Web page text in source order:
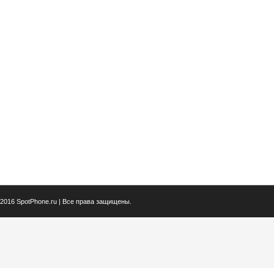
2016 SpotPhone.ru | Все права защищены.